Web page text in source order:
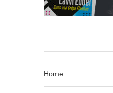
Home